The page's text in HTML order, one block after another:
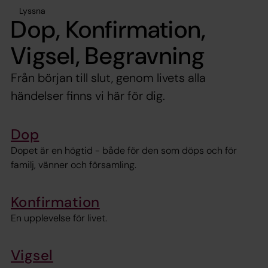
Lyssna
Dop, Konfirmation,
Vigsel, Begravning
Från början till slut, genom livets alla
händelser finns vi här för dig.
Dop
Dopet är en högtid - både för den som döps och för
familj, vänner och församling.
Konfirmation
En upplevelse för livet.
Vigsel